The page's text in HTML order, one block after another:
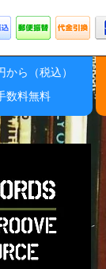
ら（税込）
数料無料